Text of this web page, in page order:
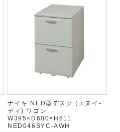
ナイキ NED型デスク (エヌイ-
ディ) ワゴン
W395×D600×H611
NED046SYC-AWH